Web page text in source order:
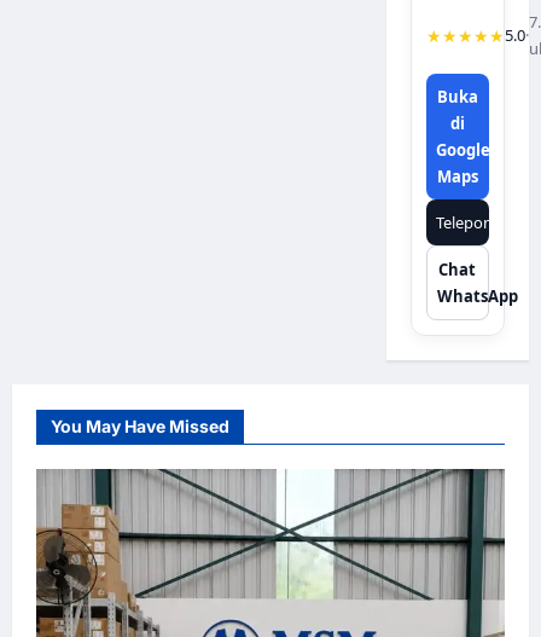
★★★★★5.0·
Buka
di
Google
Maps
Telepon
Chat
WhatsApp
You May Have Missed